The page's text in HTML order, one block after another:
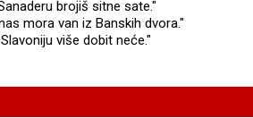
brojiš sitne sate."
mora van iz Banskih dvora."
više dobit neće."